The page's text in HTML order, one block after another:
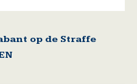
op de Straffe